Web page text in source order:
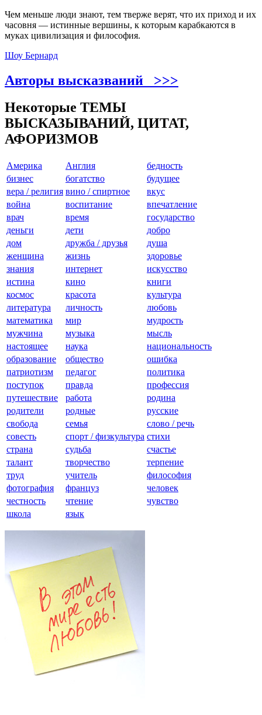
Чем меньше люди знают, тем тверже верят, что их приход и их
часовня — истинные вершины, к которым карабкаются в
муках цивилизация и философия.
Шоу Бернард
Авторы высказваний >>>
Некоторые ТЕМЫ
ВЫСКАЗЫВАНИЙ, ЦИТАТ,
АФОРИЗМОВ
Америкa Англия
бедность
бизнес
богатство
будущее
вера / религия вино / спиртное
вкус
война
воспитание
впечатление
врач
время
государство
деньги
дети
добро
дом
дружба / друзья
душа
женщина
жизнь
здоровье
знания
интернет
искусство
истина
кино
книги
космос
красота
культура
литература
личность
любовь
математика
мир
мудрость
мужчина
музыка
мысль
настоящее
наука
национальность
образование
общество
ошибка
патриотизм
педагог
политика
поступок
правда
профессия
путешествие
работа
родина
родители
родные
русские
свобода
семья
слово / речь
совесть
спорт / физкультура стихи
страна
судьба
счастье
талант
творчество
терпение
труд
учитель
философия
фотография
француз
человек
честность
чтение
чувство
школа
язык